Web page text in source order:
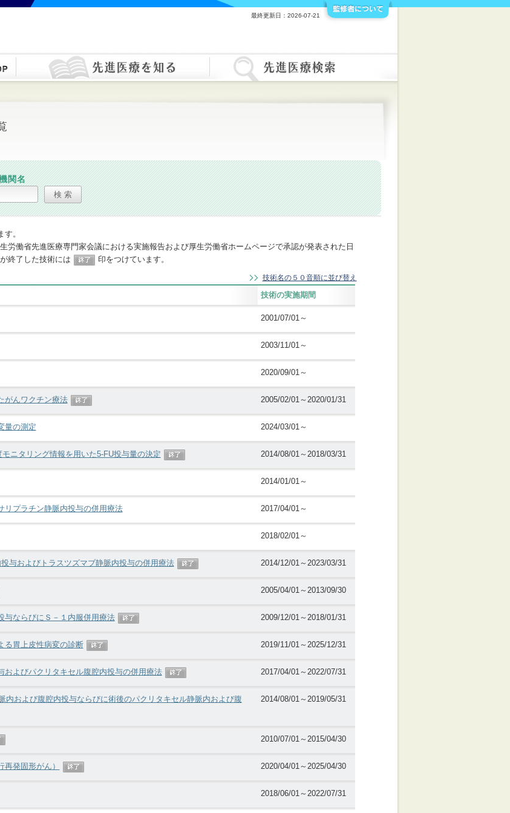
最終更新日：2026-07-21
関名
。
労働省先進医療専門家会議における実施報告および厚生労働省ホームページで承認が発表された日
終了した技術には
印をつけています。
技術名の５０音順に並び替え
技術の実施期間
2001/07/01～
2003/11/01～
2020/09/01～
がんワクチン療法 2005/02/01～2020/01/31
量の測定 2024/03/01～
ニタリング情報を用いた5-FU投与量の決定 2014/08/01～2018/03/31
2014/01/01～
リプラチン静脈内投与の併用療法 2017/04/01～
2018/02/01～
与およびトラスツズマブ静脈内投与の併用療法 2014/12/01～2023/03/31
2005/04/01～2013/09/30
与ならびにＳ－１内服併用療法 2009/12/01～2018/01/31
る胃上皮性病変の診断 2019/11/01～2025/12/31
およびパクリタキセル腹腔内投与の併用療法 2017/04/01～2022/07/31
内および腹腔内投与ならびに術後のパクリタキセル静脈内および腹
2014/08/01～2019/05/31
2010/07/01～2015/04/30
発固形がん） 2020/04/01～2025/04/30
2018/06/01～2022/07/31